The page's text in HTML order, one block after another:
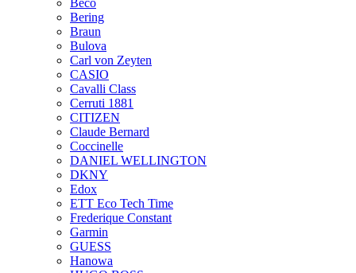
Beco
Bering
Braun
Bulova
Carl von Zeyten
CASIO
Cavalli Class
Cerruti 1881
CITIZEN
Claude Bernard
Coccinelle
DANIEL WELLINGTON
DKNY
Edox
ETT Eco Tech Time
Frederique Constant
Garmin
GUESS
Hanowa